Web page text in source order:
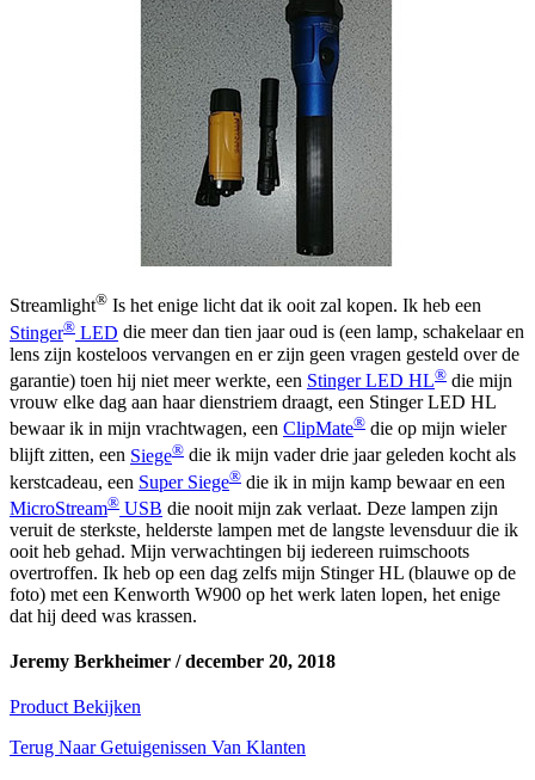
Streamlight® Is het enige licht dat ik ooit zal kopen. Ik heb een
Stinger® LED die meer dan tien jaar oud is (een lamp, schakelaar en
lens zijn kosteloos vervangen en er zijn geen vragen gesteld over de
garantie) toen hij niet meer werkte, een Stinger LED HL® die mijn
vrouw elke dag aan haar dienstriem draagt, een Stinger LED HL
bewaar ik in mijn vrachtwagen, een ClipMate® die op mijn wieler
blijft zitten, een Siege® die ik mijn vader drie jaar geleden kocht als
kerstcadeau, een Super Siege® die ik in mijn kamp bewaar en een
MicroStream® USB die nooit mijn zak verlaat. Deze lampen zijn
veruit de sterkste, helderste lampen met de langste levensduur die ik
ooit heb gehad. Mijn verwachtingen bij iedereen ruimschoots
overtroffen. Ik heb op een dag zelfs mijn Stinger HL (blauwe op de
foto) met een Kenworth W900 op het werk laten lopen, het enige
dat hij deed was krassen.
Jeremy Berkheimer‎ /december 20, 2018
Product Bekijken
Terug Naar Getuigenissen Van Klanten